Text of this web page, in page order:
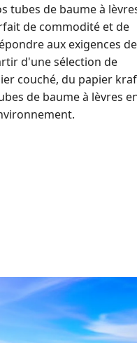
tubes de baume à
de commodité et de
aux exigences
d'une sélection de
couché, du papier
de baume à lèvres